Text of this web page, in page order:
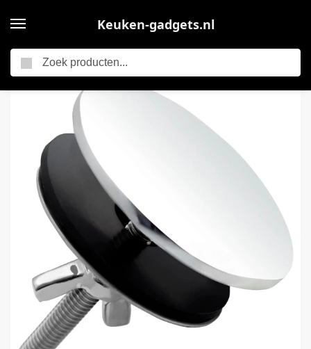
Keuken-gadgets.nl
Waterkraan gatdeksel van roestvrij staal, keuken accessoire voor spoelbakgat – goede afdichting – 5 cm – zilverkleurig.